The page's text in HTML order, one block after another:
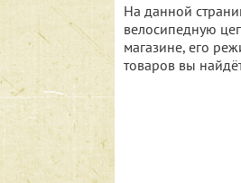
На данной
велосипедную
магазине, его
товаров вы